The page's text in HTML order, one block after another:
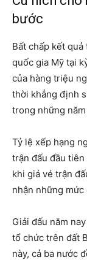
bước
Bất chấp kết
quốc gia Mỹ tại
của hàng triệu
thời khẳng định
trong những năm
Tỷ lệ xếp hạng
trận đấu đầu
khi giá vé trận
nhận những
Giải đấu năm
tổ chức trên đất
này, cả ba nước